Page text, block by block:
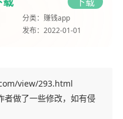
分类： 赚钱app
发布： 2022-01-01
view/293.html
者做了一些修改，如有侵